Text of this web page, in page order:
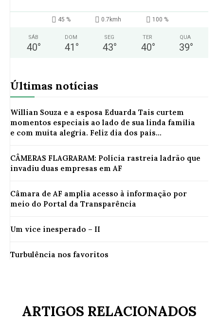
45 % 0.7kmh 100 %
SÁB
40°
DOM
41 °
SEG
43°
TER
40°
QUA
39°
Últimas notícias
Willian Souza e a esposa Eduarda Tais curtem
momentos especiais ao lado de sua linda família
e com muita alegria. Feliz dia dos pais...
CÂMERAS FLAGRARAM: Polícia rastreia ladrão que
invadiu duas empresas em AF
Câmara de AF amplia acesso à informação por
meio do Portal da Transparência
Um vice inesperado – II
Turbulência nos favoritos
ARTIGOS RELACIONADOS